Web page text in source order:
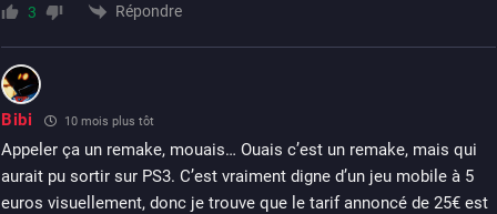
3 Répondre
Bibi 10 mois plus tôt
Appeler ça un remake, mouais… Ouais c’est un remake, mais qui
aurait pu sortir sur PS3. C’est vraiment digne d’un jeu mobile à 5
euros visuellement, donc je trouve que le tarif annoncé de 25€ est